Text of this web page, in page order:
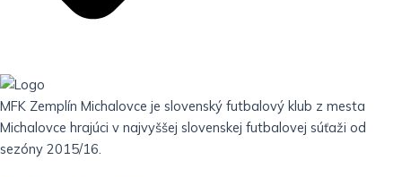
MFK Zemplín Michalovce je slovenský futbalový klub z mesta
Michalovce hrajúci v najvyššej slovenskej futbalovej súťaži od
sezóny 2015/16.